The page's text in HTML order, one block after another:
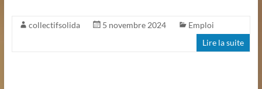
collectifsolida 5 novembre 2024
Emploi
Lire la suite